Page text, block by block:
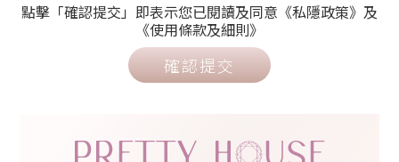
點擊「確認提交」即表示您已閱讀及同意《私隱政策》及
《使用條款及細則》
確認提交